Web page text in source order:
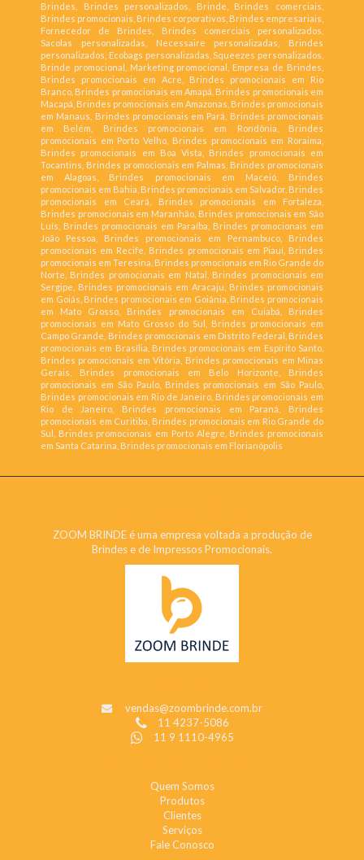
Brindes, Brindes personalizados, Brinde, Brindes comerciais,
Brindes promocionais, Brindes corporativos, Brindes empresariais,
Fornecedor de Brindes, Brindes comerciais personalizados,
Sacolas personalizadas, Necessaire personalizadas, Brindes
personalizados, Ecobags personalizadas, Squeezes personalizados,
Brinde promocional, Marketing promocional, Empresa de Brindes,
Brindes promocionais em Acre, Brindes promocionais em Rio
Branco, Brindes promocionais em Amapá, Brindes promocionais em
Macapá, Brindes promocionais em Amazonas, Brindes promocionais
em Manaus, Brindes promocionais em Pará, Brindes promocionais
em Belém, Brindes promocionais em Rondônia, Brindes
promocionais em Porto Velho, Brindes promocionais em Roraima,
Brindes promocionais em Boa Vista, Brindes promocionais em
Tocantins, Brindes promocionais em Palmas, Brindes promocionais
em Alagoas, Brindes promocionais em Maceió, Brindes
promocionais em Bahia, Brindes promocionais em Salvador, Brindes
promocionais em Ceará, Brindes promocionais em Fortaleza,
Brindes promocionais em Maranhão, Brindes promocionais em São
Luís, Brindes promocionais em Paraíba, Brindes promocionais em
João Pessoa, Brindes promocionais em Pernambuco, Brindes
promocionais em Recife, Brindes promocionais em Piauí, Brindes
promocionais em Teresina, Brindes promocionais em Rio Grande do
Norte, Brindes promocionais em Natal, Brindes promocionais em
Sergipe, Brindes promocionais em Aracaju, Brindes promocionais
em Goiás, Brindes promocionais em Goiânia, Brindes promocionais
em Mato Grosso, Brindes promocionais em Cuiabá, Brindes
promocionais em Mato Grosso do Sul, Brindes promocionais em
Campo Grande, Brindes promocionais em Distrito Federal, Brindes
promocionais em Brasília, Brindes promocionais em Espírito Santo,
Brindes promocionais em Vitória, Brindes promocionais em Minas
Gerais, Brindes promocionais em Belo Horizonte, Brindes
promocionais em São Paulo, Brindes promocionais em São Paulo,
Brindes promocionais em Rio de Janeiro, Brindes promocionais em
Rio de Janeiro, Brindes promocionais em Paraná, Brindes
promocionais em Curitiba, Brindes promocionais em Rio Grande do
Sul, Brindes promocionais em Porto Alegre, Brindes promocionais
em Santa Catarina, Brindes promocionais em Florianópolis
ZOOM BRINDE é uma empresa voltada a produção de
Brindes e de Impressos Promocionais.
vendas@zoombrinde.com.br
11 4237-5086
11 9 1110-4965
Quem Somos
Produtos
Clientes
Serviços
Fale Conosco